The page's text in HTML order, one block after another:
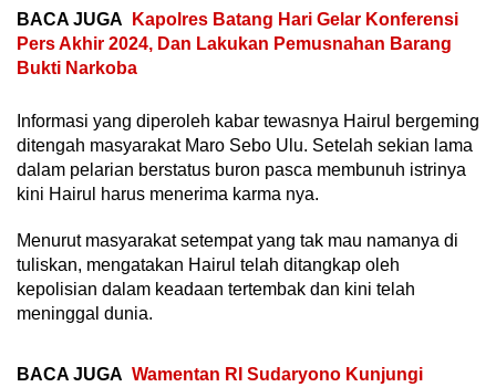
BACA JUGA
Kapolres Batang Hari Gelar Konferensi
Pers Akhir 2024, Dan Lakukan Pemusnahan Barang
Bukti Narkoba
Informasi yang diperoleh kabar tewasnya Hairul bergeming
ditengah masyarakat Maro Sebo Ulu. Setelah sekian lama
dalam pelarian berstatus buron pasca membunuh istrinya
kini Hairul harus menerima karma nya.
Menurut masyarakat setempat yang tak mau namanya di
tuliskan, mengatakan Hairul telah ditangkap oleh
kepolisian dalam keadaan tertembak dan kini telah
meninggal dunia.
BACA JUGA Wamentan RI Sudaryono Kunjungi